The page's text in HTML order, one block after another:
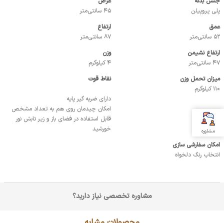
پلی پروپیلن
45 سانتی‌متر
عمق
52 سانتی‌متر
ارتفاع
87 سانتی‌متر
ارتفاع نشیمن
47 سانتی‌متر
وزن
4 کیلوگرم
میزان تحمل وزن
110 کیلوگرم
نقاط قوت
دارای ضربه گیر پایه
امکان چیدمان روی هم به تعداد مشخص
قابل استفاده در فضای باز و زیر تابش نور
خورشید
امکان سفارشی سازی
انتخاب رنگ دلخواه
مشاوره تخصصی نیاز دارید؟
مشاوره